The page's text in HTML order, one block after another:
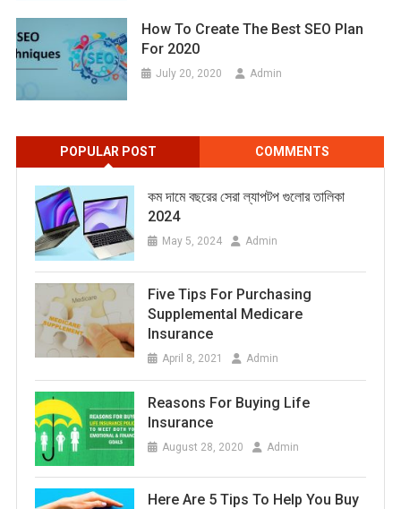
How To Create The Best SEO Plan
For 2020
July 20, 2020 Admin
POPULAR POST COMMENTS
কম দামে বছরের সেরা ল্যাপটপ গুলোর তালিকা
2024
May 5, 2024 Admin
Five Tips For Purchasing
Supplemental Medicare
Insurance
April 8, 2021 Admin
Reasons For Buying Life
Insurance
August 28, 2020 Admin
Here Are 5 Tips To Help You Buy